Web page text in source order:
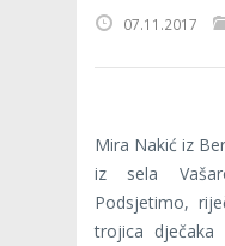
07.11.2017
Mira Nakić iz
iz sela
Podsjetimo,
trojica